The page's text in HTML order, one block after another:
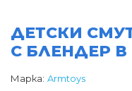
ДЕТСКИ
С БЛЕНДЕР
Марка: Armtoys